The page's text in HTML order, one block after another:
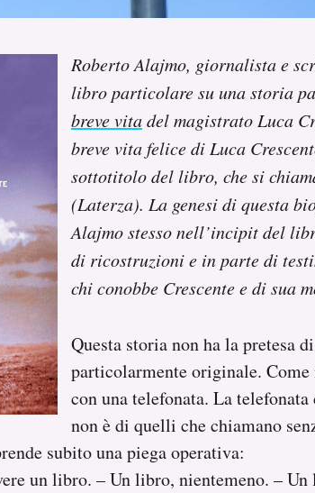
Roberto Alajmo, giornalista e
libro particolare su una storia
breve vitadel magistrato Luca
breve vita felice di Luca
sottotitolo del libro, che si
(Laterza). La genesi di questa
Alajmo stesso nell’incipit del
di ricostruzioni e in parte di
chi conobbe Crescente e di sua
Questa storia non ha la pretesa
particolarmente originale.
con una telefonata. La
non è di quelli che chiamano
subito una piega operativa:
un libro. – Un libro, nientemeno. –